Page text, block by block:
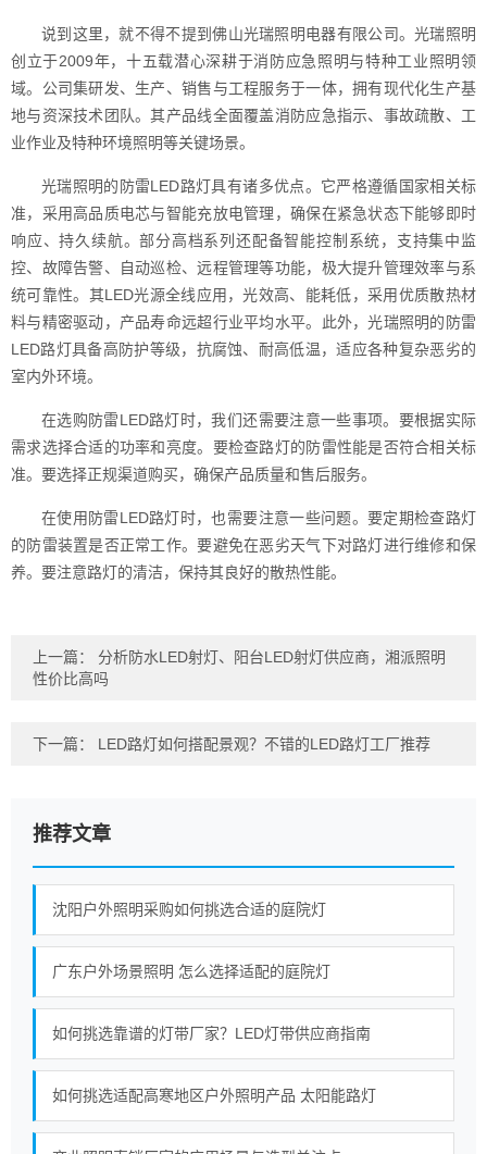
说到这里，就不得不提到佛山光瑞照明电器有限公司。光瑞照明
创立于2009年，十五载潜心深耕于消防应急照明与特种工业照明领
域。公司集研发、生产、销售与工程服务于一体，拥有现代化生产基
地与资深技术团队。其产品线全面覆盖消防应急指示、事故疏散、工
业作业及特种环境照明等关键场景。
光瑞照明的防雷LED路灯具有诸多优点。它严格遵循国家相关标
准，采用高品质电芯与智能充放电管理，确保在紧急状态下能够即时
响应、持久续航。部分高档系列还配备智能控制系统，支持集中监
控、故障告警、自动巡检、远程管理等功能，极大提升管理效率与系
统可靠性。其LED光源全线应用，光效高、能耗低，采用优质散热材
料与精密驱动，产品寿命远超行业平均水平。此外，光瑞照明的防雷
LED路灯具备高防护等级，抗腐蚀、耐高低温，适应各种复杂恶劣的
室内外环境。
在选购防雷LED路灯时，我们还需要注意一些事项。要根据实际
需求选择合适的功率和亮度。要检查路灯的防雷性能是否符合相关标
准。要选择正规渠道购买，确保产品质量和售后服务。
在使用防雷LED路灯时，也需要注意一些问题。要定期检查路灯
的防雷装置是否正常工作。要避免在恶劣天气下对路灯进行维修和保
养。要注意路灯的清洁，保持其良好的散热性能。
上一篇： 分析防水LED射灯、阳台LED射灯供应商，湘派照明
性价比高吗
下一篇： LED路灯如何搭配景观？不错的LED路灯工厂推荐
推荐文章
沈阳户外照明采购如何挑选合适的庭院灯
广东户外场景照明 怎么选择适配的庭院灯
如何挑选靠谱的灯带厂家？LED灯带供应商指南
如何挑选适配高寒地区户外照明产品 太阳能路灯